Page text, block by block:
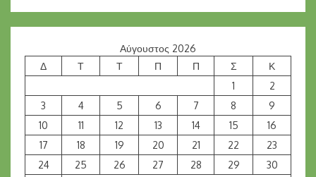
Αύγουστος 2026
Δ
Τ Τ Π Π Σ
Κ
1
2
3
4 5 6 7 8
9
10
11 12 13 14 15
16
17
18 19 20 21 22
23
24
25 26 27 28 29
30